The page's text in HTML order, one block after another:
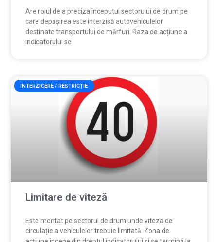
Are rolul de a preciza începutul sectorului de drum pe
care depășirea este interzisă autovehiculelor
destinate transportului de mărfuri. Raza de acțiune a
indicatorului se
INTERZICERE / RESTRICȚIE
Limitare de viteză
Este montat pe sectorul de drum unde viteza de
circulație a vehiculelor trebuie limitată. Zona de